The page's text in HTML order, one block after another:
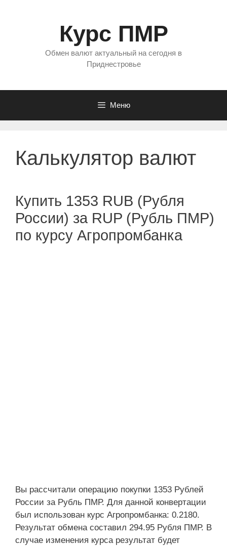
Курс ПМР
Обмен валют актуальный на сегодня в
Приднестровье
Меню
Калькулятор валют
Купить 1353 RUB (Рубля
России) за RUP (Рубль ПМР)
по курсу Агропромбанка
Вы рассчитали операцию покупки 1353 Рублей
России за Рубль ПМР. Для данной конвертации
был использован курс Агропромбанка: 0.2180.
Результат обмена составил 294.95 Рубля ПМР. В
случае изменения курса результат будет